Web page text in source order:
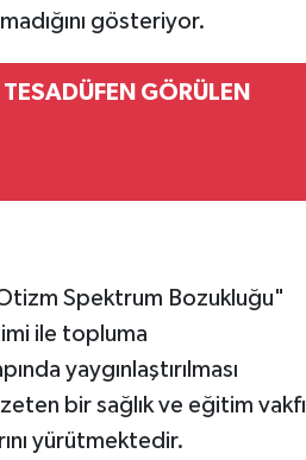
gösteriyor.
GÖRÜLEN
Spektrum Bozukluğu"
ile topluma
yaygınlaştırılması
bir sağlık ve eğitim vakfı
yürütmektedir.